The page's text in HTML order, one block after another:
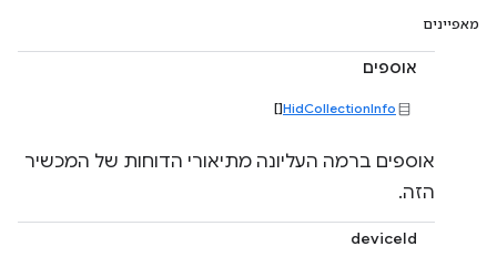
מאפיינים
אוספים
HidCollectionInfo
[]
אוספים ברמה העליונה מתיאורי הדוחות של המכשיר
הזה.
deviceId